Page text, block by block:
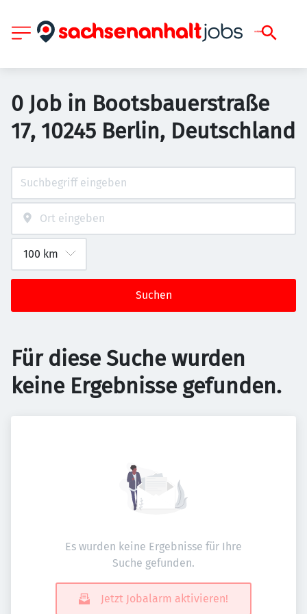
0 Job in Bootsbauerstraße
17, 10245 Berlin, Deutschland
Suchen
Für diese Suche wurden
keine Ergebnisse gefunden.
Es wurden keine Ergebnisse für Ihre
Suche gefunden.
Jetzt Jobalarm aktivieren!